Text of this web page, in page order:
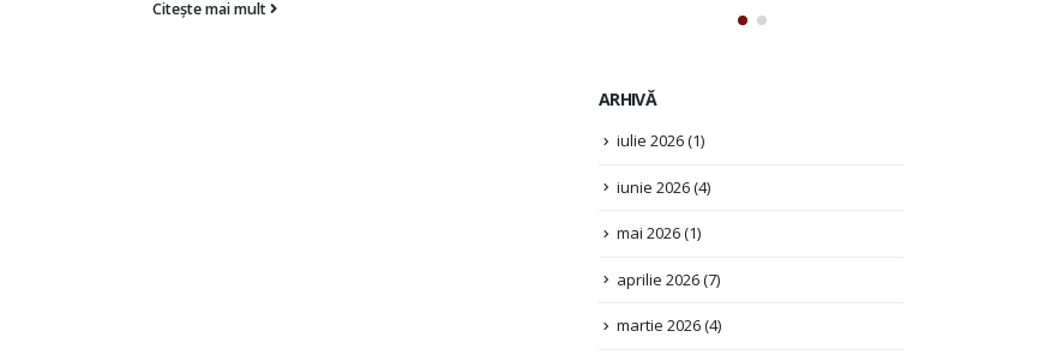
iulie 2026
iunie 2026(4)
mai 2026(1)
aprilie 2026(7)
martie 2026 (4)
februarie 2026